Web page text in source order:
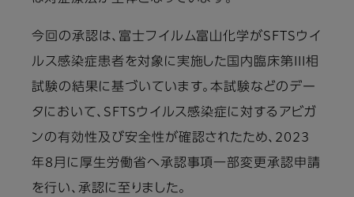
今回の承認は、富士フイルム富山化学がSFTSウイ
ルス感染症患者を対象に実施した国内臨床第III相
試験の結果に基づいています。本試験などのデー
タにおいて、SFTSウイルス感染症に対するアビガ
ンの有効性及び安全性が確認されたため、2023
年8月に厚生労働省へ承認事項一部変更承認申請
を行い、承認に至りました。